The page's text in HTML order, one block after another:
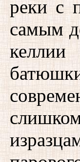
реки с
самым